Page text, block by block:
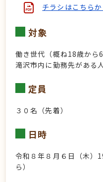
チラシはこちら
対象
働き世代（概ね18歳から
滝沢市内に勤務先がある
定員
３０名（先着）
日時
令和８年８月６日（木）
ら）